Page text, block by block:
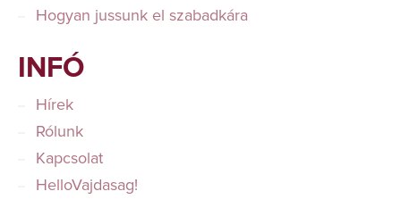
Hogyan jussunk el szabadkára
INFÓ
Hírek
Rólunk
Kapcsolat
HelloVajdasag!